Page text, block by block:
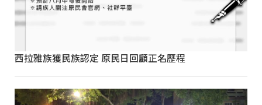
西拉雅族獲民族認定 原民日回顧正名歷程